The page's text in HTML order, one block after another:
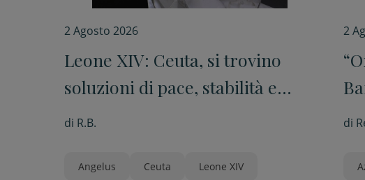
2 Agosto 2026
Leone XIV: Ceuta, si trovino
soluzioni di pace, stabilità e
giustizia per i migranti
di R.B.
Angelus Ceuta Leone XIV
2
di